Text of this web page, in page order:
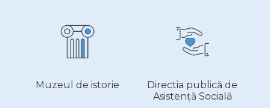
Muzeul de istorie
Directia publică de
Asistență Socială